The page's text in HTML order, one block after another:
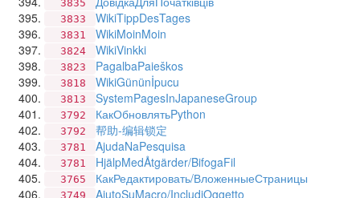
3835
3833 WikiTippDesTages
3831 WikiMoinMoin
3824 WikiVinkki
3823 PagalbaPaieškos
3818 WikiGününİpucu
3813 SystemPagesInJapaneseGroup
3792 КакОбновлятьPython
3792 帮助-编辑锁定
3781 AjudaNaPesquisa
3781 HjälpMedÅtgärder/BifogaFil
3765 КакРедактировать/ВложенныеСтраницы
3749 AiutoSuMacro/IncludiOggetto